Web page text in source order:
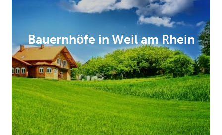
Bauernhöfe in Weil am Rhein